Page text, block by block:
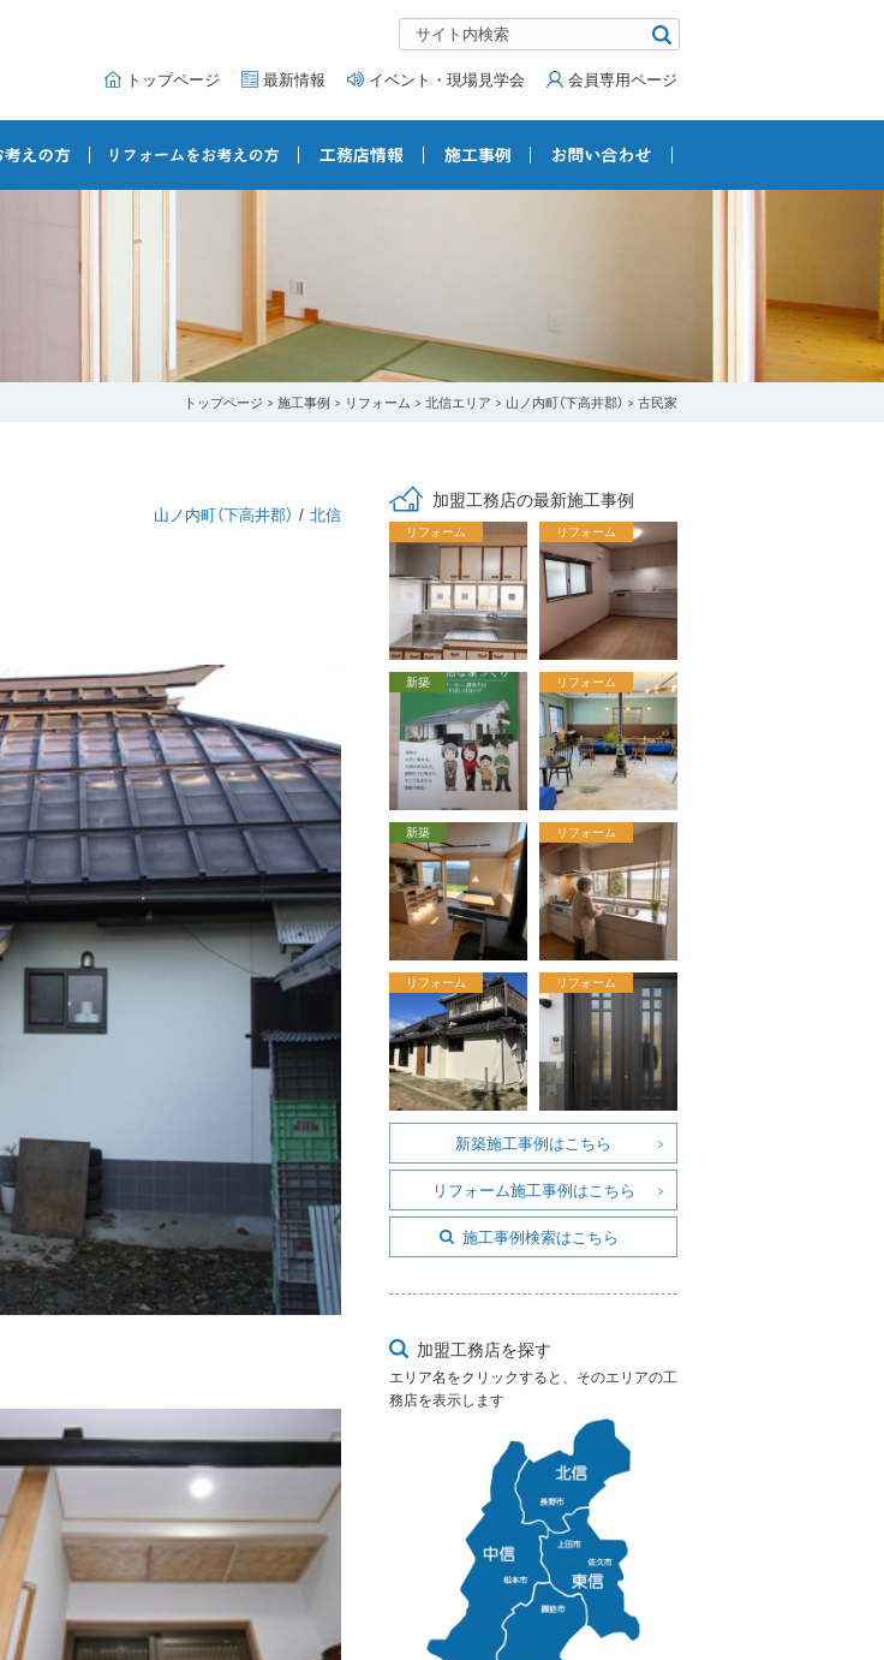
トップページ 最新情報 イベント・現場見学会 会員専用ページ
トップページ 施工事例 リフォーム 北信エリア 山ノ内町（下高井郡） 古民家
山ノ内町（下高井郡） 北信
加盟工務店の最新施工事例
リフォーム リフォーム
新築 リフォーム
新築 リフォーム
リフォーム リフォーム
新築施工事例はこちら
リフォーム施工事例はこちら
施工事例検索はこちら
加盟工務店を探す
エリア名をクリックすると、そのエリアの工
務店を表示します